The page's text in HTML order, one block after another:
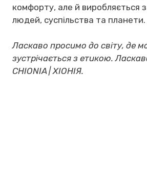
комфорту, але й виробляється
людей, суспільства та планети.
Ласкаво просимо до світу, де
зустрічається з етикою.
CHIONIA | ХІОНІЯ.